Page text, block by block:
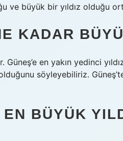
ve büyük bir yıldız olduğu
KADAR
Güneş’e en yakın yedinci
söyleyebiliriz.
BÜYÜK